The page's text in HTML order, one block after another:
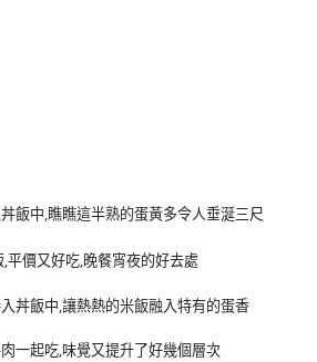
飯中,瞧瞧這半熟的蛋黃多令人垂涎三尺
丼飯中,讓熱熱的米飯融入特有的蛋香
一起吃,味覺又提升了好幾個層次